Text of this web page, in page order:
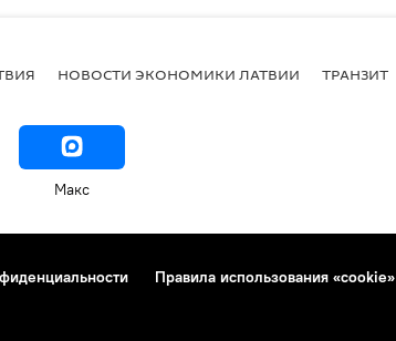
НОВОСТИ ЭКОНОМИКИ ЛАТВИИ ТРАНЗИТ
Макс
Правила использования «cookie»